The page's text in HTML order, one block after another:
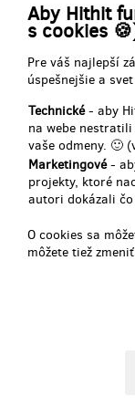
Aby Hithit
s cookies
Pre váš najlepší
úspešnejšie a
Technické- aby
na webe
vaše odmeny. 🙂
Marketingové-
projekty, ktoré
autori dokázali
O cookies sa
môžete tiež
Najdete nás na